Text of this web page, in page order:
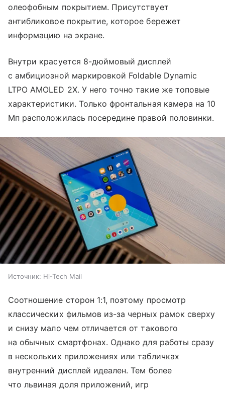
олеофобным покрытием. Присутствует
антибликовое покрытие, которое бережет
информацию на экране.
Внутри красуется 8-дюймовый дисплей
с амбициозной маркировкой Foldable Dynamic
LTPO AMOLED 2X. У него точно такие же топовые
характеристики. Только фронтальная камера на 10
Мп расположилась посередине правой половинки.
Источник: Hi-Tech Mail
Соотношение сторон 1:1, поэтому просмотр
классических фильмов из-за черных рамок сверху
и снизу мало чем отличается от такового
на обычных смартфонах. Однако для работы сразу
в нескольких приложениях или табличках
внутренний дисплей идеален. Тем более
что львиная доля приложений, игр